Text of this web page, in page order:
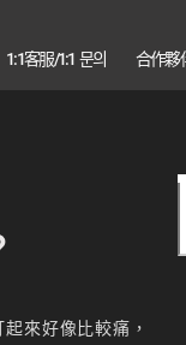
1:1客服/1:1 문의 合作夥
來好像比較痛，